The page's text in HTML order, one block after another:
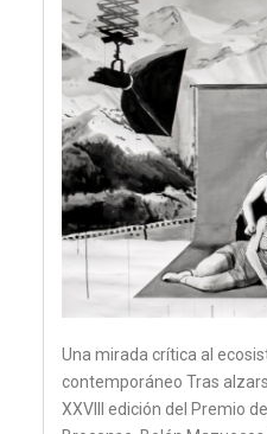
Una mirada crítica al
contemporáneo Tras
XXVIII edición del Premio